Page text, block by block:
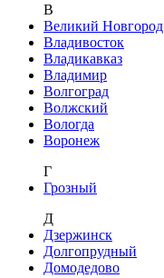
В
Великий Новгород
Владивосток
Владикавказ
Владимир
Волгоград
Волжский
Вологда
Воронеж
Г
Грозный
Д
Дзержинск
Долгопрудный
Домодедово